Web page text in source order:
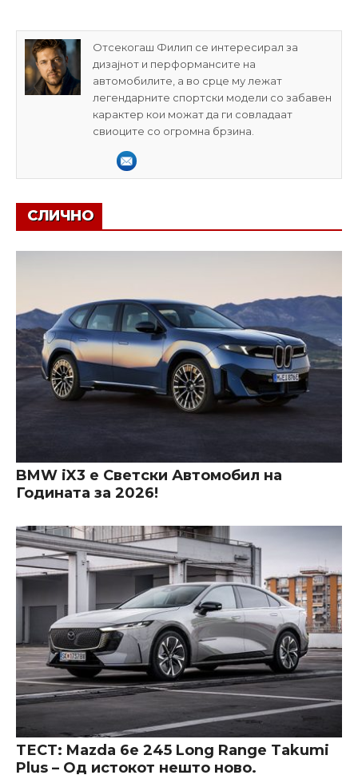
Отсекогаш Филип се интересирал за
дизајнот и перформансите на
автомобилите, а во срце му лежат
легендарните спортски модели со забавен
карактер кои можат да ги совладаат
свиоците со огромна брзина.
СЛИЧНО
BMW iX3 е Светски Автомобил на
Годината за 2026!
ТЕСТ: Mazda 6e 245 Long Range Takumi
Plus – Од истокот нешто ново.